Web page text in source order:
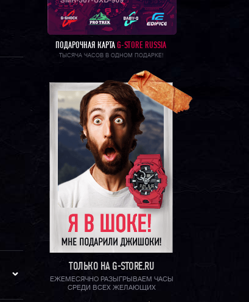
ПОДАРОЧНАЯ КАРТА G-STORE RUSSIA
ТЫСЯЧА ЧАСОВ В ОДНОМ ПОДАРКЕ!
ТОЛЬКО НА G-STORE.RU
ЕЖЕМЕСЯЧНО РАЗЫГРЫВАЕМ ЧАСЫ
СРЕДИ ВСЕХ ЖЕЛАЮЩИХ